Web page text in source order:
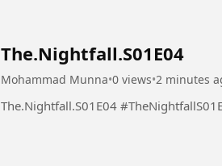
The.Nightfall.S01E04
Mohammad Munna•0 views•2 minutes
The.Nightfall.S01E04